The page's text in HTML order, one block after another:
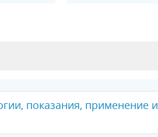
показания, применение и